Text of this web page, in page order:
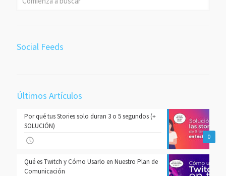
Social Feeds
Últimos Artículos
0
Por qué tus Stories solo duran 3 o 5 segundos (+
SOLUCIÓN)
Qué es Twitch y Cómo Usarlo en Nuestro Plan de
Comunicación